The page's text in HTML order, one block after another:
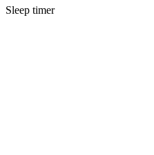
Sleep timer